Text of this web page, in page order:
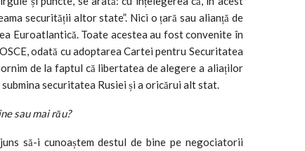
securității altor state”. Nici o țară sau alianță de
Euroatlantică. Toate acestea au fost convenite în
odată cu adoptarea Cartei pentru Securitatea
de la faptul că libertatea de alegere a aliaților
securitatea Rusiei și a oricărui alt stat.
sau mai rău?
să-i cunoaștem destul de bine pe negociatorii